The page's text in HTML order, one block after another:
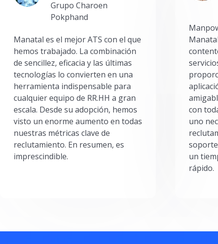
Grupo Charoen
Pokphand
Manatal es el mejor ATS con el que
hemos trabajado. La combinación
de sencillez, eficacia y las últimas
tecnologías lo convierten en una
herramienta indispensable para
cualquier equipo de RR.HH a gran
escala. Desde su adopción, hemos
visto un enorme aumento en todas
nuestras métricas clave de
reclutamiento. En resumen, es
imprescindible.
con
uno
un
rápido.